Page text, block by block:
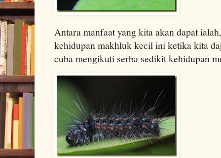
Antara manfaat yang kita akan dapat
kehidupan makhluk kecil ini ketika kita
cuba mengikuti serba sedikit kehidupan